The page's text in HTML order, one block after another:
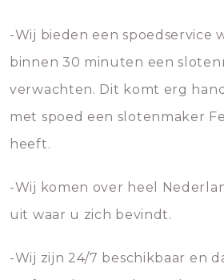
-Wij bieden een spoedservice
binnen 30 minuten een
verwachten. Dit komt erg
met spoed een slotenmaker
heeft.
-Wij komen over heel
uit waar u zich bevindt.
-Wij zijn 24/7 beschikbaar en